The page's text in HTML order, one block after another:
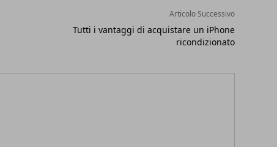
Articolo Successivo
Tutti i vantaggi di acquistare un iPhone
ricondizionato